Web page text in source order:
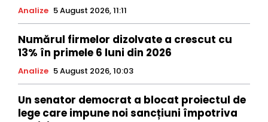
Analize 5 August 2026, 11:11
Numărul firmelor dizolvate a crescut cu
13% în primele 6 luni din 2026
Analize 5 August 2026, 10:03
Un senator democrat a blocat proiectul de
lege care impune noi sancțiuni împotriva